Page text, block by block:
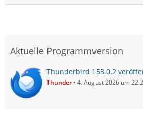
Aktuelle Programmversion
Thunderbird 153.0.2
Thunder 4. August 2026 um